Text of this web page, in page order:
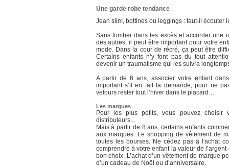
Une garde robe tendance
Jean slim, bottines ou leggings : faut-il écouter
Sans tomber dans les excès et accorder une
des autres, il peut être important pour votre
mode. Dans la cour de récré, ça peut être
Certains enfants n’y font pas du tout
devenir un traumatisme qui les suivra
A partir de 6 ans, associer votre enfant
important s’il en fait la demande, pour ne
velours rester tout l’hiver dans le placard…
Les marques
Pour les plus petits, vous pouvez choisir
distributeurs...
Mais à partir de 8 ans, certains enfants
aux marques. Le shopping de vêtement de
toutes les bourses. Ne cédez pas à l'achat
comprendre à votre enfant la valeur de
bon choix. L’achat d’un vêtement de marque
d’un cadeau de Noël ou d’anniversaire.